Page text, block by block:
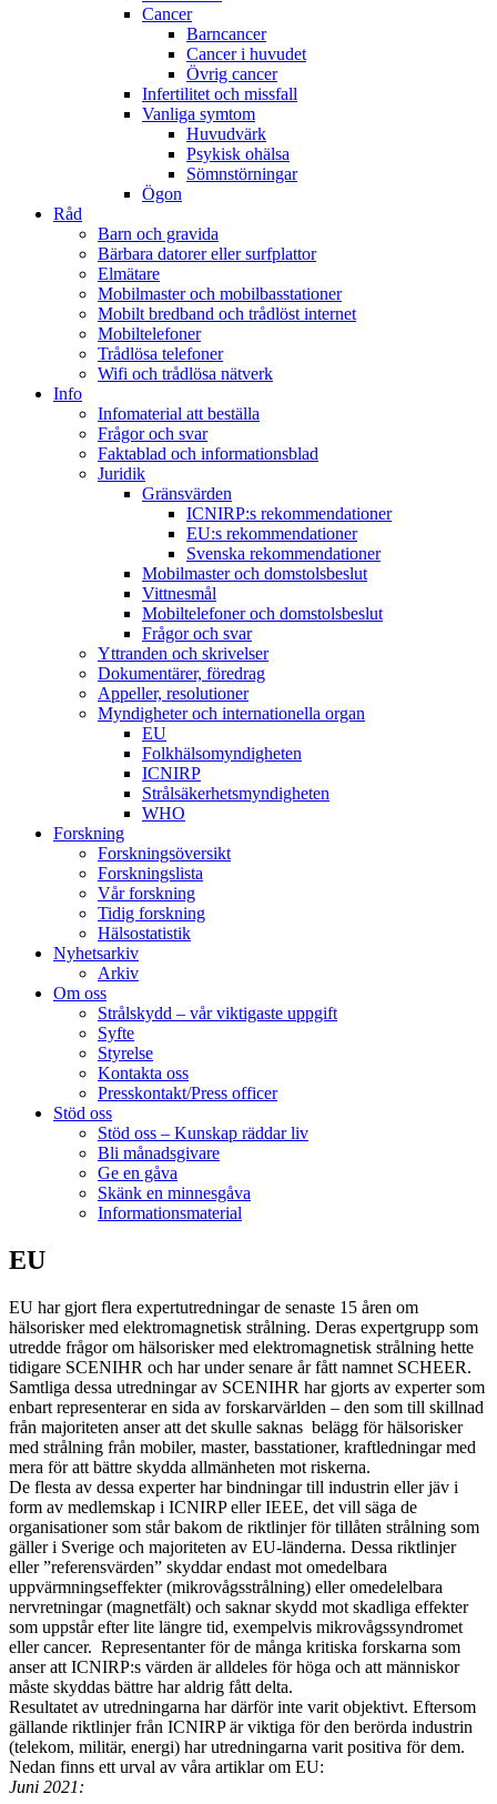
Cancer
Barncancer
Cancer i huvudet
Övrig cancer
Infertilitet och missfall
Vanliga symtom
Huvudvärk
Psykisk ohälsa
Sömnstörningar
Ögon
Råd
Barn och gravida
Bärbara datorer eller surfplattor
Elmätare
Mobilmaster och mobilbasstationer
Mobilt bredband och trådlöst internet
Mobiltelefoner
Trådlösa telefoner
Wifi och trådlösa nätverk
Info
Infomaterial att beställa
Frågor och svar
Faktablad och informationsblad
Juridik
Gränsvärden
ICNIRP:s rekommendationer
EU:s rekommendationer
Svenska rekommendationer
Mobilmaster och domstolsbeslut
Vittnesmål
Mobiltelefoner och domstolsbeslut
Frågor och svar
Yttranden och skrivelser
Dokumentärer, föredrag
Appeller, resolutioner
Myndigheter och internationella organ
EU
Folkhälsomyndigheten
ICNIRP
Strålsäkerhetsmyndigheten
WHO
Forskning
Forskningsöversikt
Forskningslista
Vår forskning
Tidig forskning
Hälsostatistik
Nyhetsarkiv
Arkiv
Om oss
Strålskydd – vår viktigaste uppgift
Syfte
Styrelse
Kontakta oss
Presskontakt/Press officer
Stöd oss
Stöd oss – Kunskap räddar liv
Bli månadsgivare
Ge en gåva
Skänk en minnesgåva
Informationsmaterial
EU
EU har gjort flera expertutredningar de senaste 15 åren om
hälsorisker med elektromagnetisk strålning. Deras expertgrupp som
utredde frågor om hälsorisker med elektromagnetisk strålning hette
tidigare SCENIHR och har under senare år fått namnet SCHEER.
Samtliga dessa utredningar av SCENIHR har gjorts av experter som
enbart representerar en sida av forskarvärlden – den som till skillnad
från majoriteten anser att det skulle saknas belägg för hälsorisker
med strålning från mobiler, master, basstationer, kraftledningar med
mera för att bättre skydda allmänheten mot riskerna.
De flesta av dessa experter har bindningar till industrin eller jäv i
form av medlemskap i ICNIRP eller IEEE, det vill säga de
organisationer som står bakom de riktlinjer för tillåten strålning som
gäller i Sverige och majoriteten av EU-länderna. Dessa riktlinjer
eller ”referensvärden” skyddar endast mot omedelbara
uppvärmningseffekter (mikrovågsstrålning) eller omedelelbara
nervretningar (magnetfält) och saknar skydd mot skadliga effekter
som uppstår efter lite längre tid, exempelvis mikrovågssyndromet
eller cancer. Representanter för de många kritiska forskarna som
anser att ICNIRP:s värden är alldeles för höga och att människor
måste skyddas bättre har aldrig fått delta.
Resultatet av utredningarna har därför inte varit objektivt. Eftersom
gällande riktlinjer från ICNIRP är viktiga för den berörda industrin
(telekom, militär, energi) har utredningarna varit positiva för dem.
Nedan finns ett urval av våra artiklar om EU:
Juni 2021: